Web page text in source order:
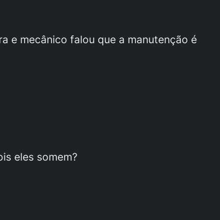
e mecânico falou que a manutenção é
eles somem?